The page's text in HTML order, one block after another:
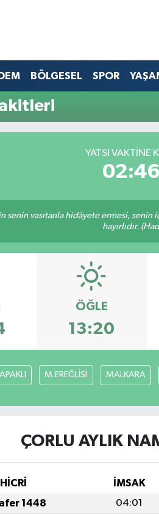
BÖLGESEL SPOR
YATSI VAKTINE
vasıtanla hidâyete ermesi,
hayırlıdır.
ÖĞLE
13:20
M.EREĞLİSİ MALKARA
ÇORLU AYLIK
HİCRİ İMSAK
1448 04:01